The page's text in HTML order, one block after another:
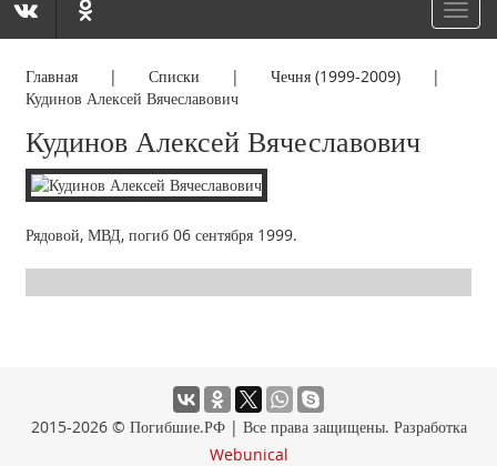
Главная |Списки | Чечня (1999-2009)|
Кудинов Алексей Вячеславович
Кудинов Алексей Вячеславович
Рядовой, МВД, погиб 06 сентября 1999.
2015-2026 © Погибшие.РФ | Все права защищены. Разработка
Webunical